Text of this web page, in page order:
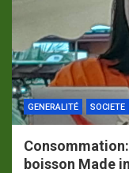
GENERALITÉ SOCIETE
boisson Made